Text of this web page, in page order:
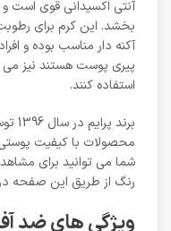
آنتی اکسیدانی قوی است و
بخشد. این کرم برای
آکنه دار مناسب بوده و
استفاده کنند.
محصولات با کیفیت پوستی
شما می توانید برای
رنگ از طریق این صفحه در
ویژگی های ضد